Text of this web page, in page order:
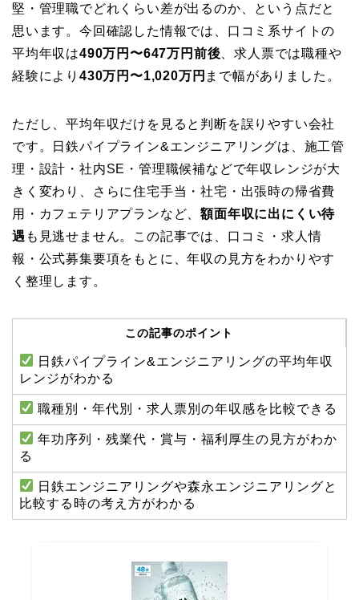
堅・管理職でどれくらい差が出るのか、という点だと
思います。今回確認した情報では、口コミ系サイトの
平均年収は490万円〜647万円前後 、求人票では職種や
経験により 430万円〜1,020万円 まで幅がありました。
ただし、平均年収だけを見ると判断を誤りやすい会社
です。日鉄パイプライン&エンジニアリングは、施工管
理・設計・社内SE・管理職候補などで年収レンジが大
きく変わり、さらに住宅手当・社宅・出張時の帰省費
用・カフェテリアプランなど、額面年収に出にくい待
遇 も見逃せません。この記事では、口コミ・求人情
報・公式募集要項をもとに、年収の見方をわかりやす
く整理します。
この記事のポイント
日鉄パイプライン&エンジニアリングの平均年収
レンジがわかる
職種別・年代別・求人票別の年収感を比較できる
年功序列・残業代・賞与・福利厚生の見方がわか
る
日鉄エンジニアリングや森永エンジニアリングと
比較する時の考え方がわかる